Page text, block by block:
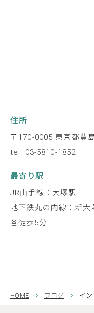
住所
〒170-0005 東京都豊
tel: 03-5810-1852
最寄り駅
JR山手線：大塚駅
地下鉄丸の内線：新大
各徒歩5分
HOME ブログ イ